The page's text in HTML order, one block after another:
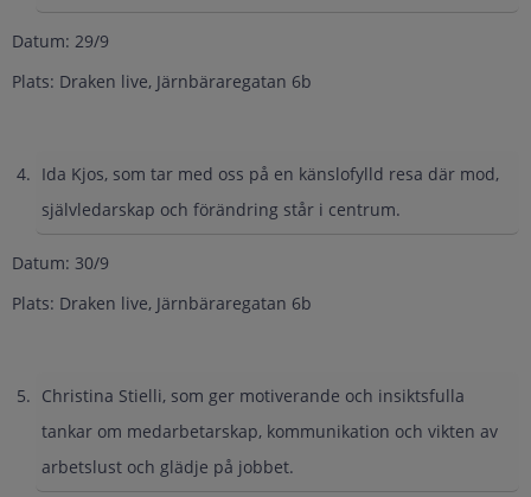
Datum: 29/9
Plats: Draken live, Järnbäraregatan 6b
Ida Kjos, som tar med oss på en känslofylld resa där mod,
självledarskap och förändring står i centrum.
Datum: 30/9
Plats: Draken live, Järnbäraregatan 6b
Christina Stielli, som ger motiverande och insiktsfulla
tankar om medarbetarskap, kommunikation och vikten av
arbetslust och glädje på jobbet.